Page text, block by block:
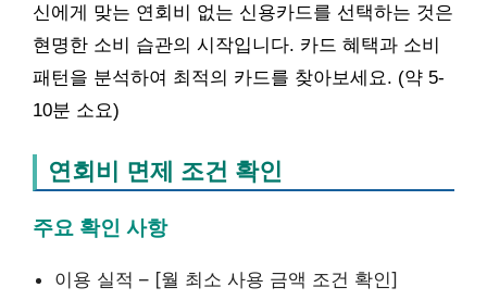
신에게 맞는 연회비 없는 신용카드를 선택하는 것은
현명한 소비 습관의 시작입니다. 카드 혜택과 소비
패턴을 분석하여 최적의 카드를 찾아보세요. (약 5-
10분 소요)
연회비 면제 조건 확인
주요 확인 사항
이용 실적 – [월 최소 사용 금액 조건 확인]